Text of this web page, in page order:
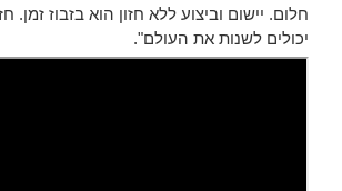
חלום. יישום וביצוע ללא חזון הוא בזבוז זמן.
יכולים לשנות את העולם".